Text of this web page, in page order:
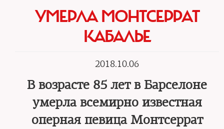
УМЕРЛА МОНТСЕРРАТ
КАБАЛЬЕ
2018.10.06
В возрасте 85 лет в Барселоне
умерла всемирно известная
оперная певица Монтсеррат